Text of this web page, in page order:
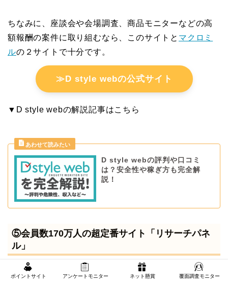
ちなみに、座談会や会場調査、商品モニターなどの高
額報酬の案件に取り組むなら、このサイトと マクロミ
ルの２サイトで十分です。
≫D style webの公式サイト
▼D style webの解説記事はこちら
D style webの評判や口コミ
は？安全性や稼ぎ方も完全解
説！
⑤会員数170万人の超定番サイト「リサーチパネ
ル」
ポイントサイト アンケートモニター ネット懸賞 覆面調査モニター